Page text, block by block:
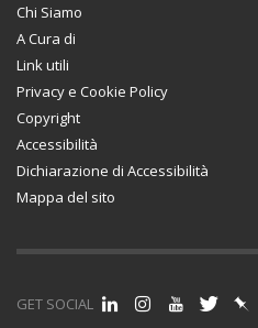
Chi Siamo
A Cura di
Link utili
Privacy e Cookie Policy
Copyright
Accessibilità
Dichiarazione di Accessibilità
Mappa del sito
GET SOCIAL